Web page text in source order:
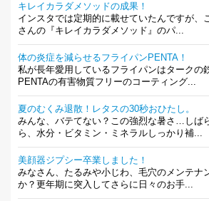
キレイカラダメソッドの成果！
インスタでは定期的に載せていたんですが、
さんの『キレイカラダメソッド』のパ...
体の炎症を減らせるフライパンPENTA！
私が長年愛用しているフライパンはタークの
PENTAの有害物質フリーのコーティング...
夏のむくみ退散！レタスの30秒おひたし。
みんな、バテてない？この強烈な暑さ…しば
ら、水分・ビタミン・ミネラルしっかり補...
美顔器ジプシー卒業しました！
みなさん、たるみや小じわ、毛穴のメンテナ
か？更年期に突入してさらに日々のお手...